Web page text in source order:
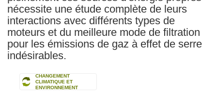
nécessite une étude complète de leurs
interactions avec différents types de
moteurs et du meilleure mode de filtration
pour les émissions de gaz à effet de serre
indésirables.
CHANGEMENT
CLIMATIQUE ET
ENVIRONNEMENT